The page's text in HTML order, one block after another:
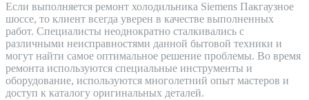
Если выполняется ремонт холодильника Siemens Пакгаузное
шоссе, то клиент всегда уверен в качестве выполненных
работ. Специалисты неоднократно сталкивались с
различными неисправностями данной бытовой техники и
могут найти самое оптимальное решение проблемы. Во время
ремонта используются специальные инструменты и
оборудование, используются многолетний опыт мастеров и
доступ к каталогу оригинальных деталей.